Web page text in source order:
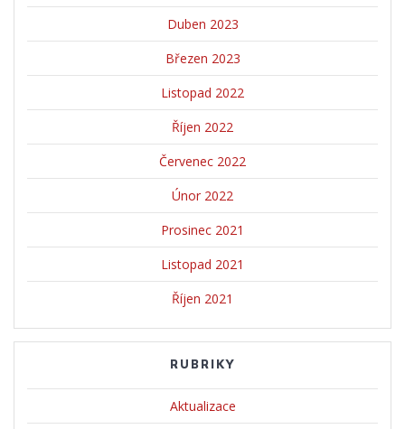
Duben 2023
Březen 2023
Listopad 2022
Říjen 2022
Červenec 2022
Únor 2022
Prosinec 2021
Listopad 2021
Říjen 2021
RUBRIKY
Aktualizace